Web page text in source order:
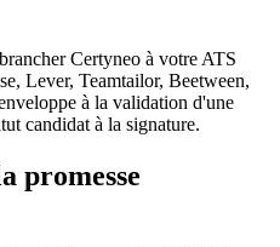
Certyneo à votre ATS
Lever, Teamtailor, Beetween,
à la validation d'une
candidat à la signature.
promesse